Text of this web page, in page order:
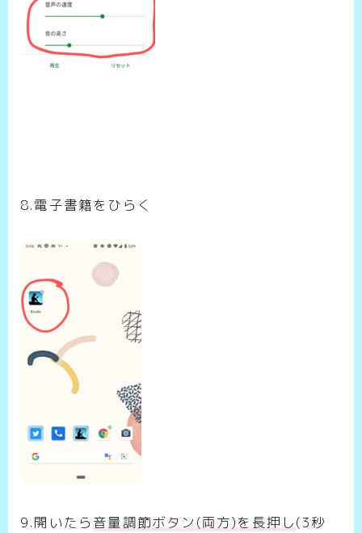
8.電子書籍をひらく
9.開いたら 音量調節ボタン(両方)を長押し(3秒